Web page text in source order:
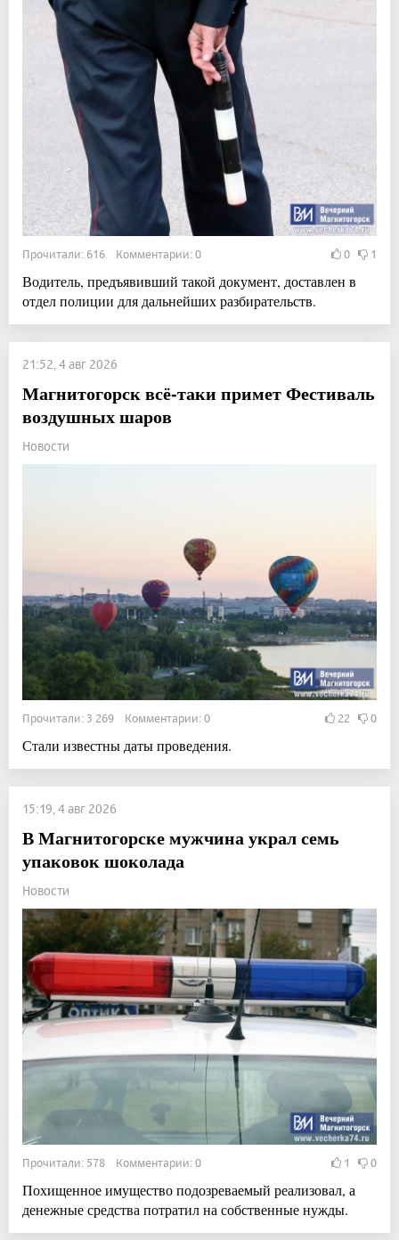
Прочитали: 616 Комментарии: 0 0 1
Водитель, предъявивший такой документ, доставлен в
отдел полиции для дальнейших разбирательств.
21:52, 4 авг 2026
Магнитогорск всё-таки примет Фестиваль
воздушных шаров
Новости
Прочитали: 3 269 Комментарии: 0 22 0
Стали известны даты проведения.
15:19, 4 авг 2026
В Магнитогорске мужчина украл семь
упаковок шоколада
Новости
Прочитали: 578 Комментарии: 0 1 0
Похищенное имущество подозреваемый реализовал, а
денежные средства потратил на собственные нужды.